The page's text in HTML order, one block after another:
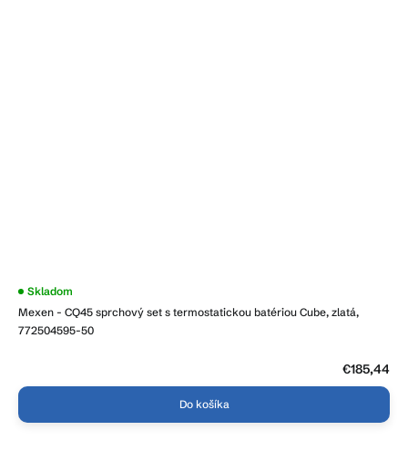
Mexen - CQ45 sprchový set s termostatickou batériou Cube, zlatá,
772504595-50
Skladom
€185,44
Do košíka